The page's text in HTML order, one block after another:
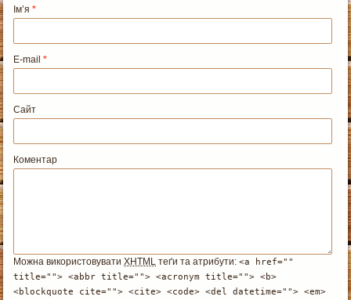
Ім’я*
E-mail*
Сайт
Коментар
Можна використовуватиXHTML теґи та атрибути:<a href=""
title=""> <abbr title=""> <acronym title=""> <b>
<blockquote cite=""> <cite> <code> <del datetime=""> <em>